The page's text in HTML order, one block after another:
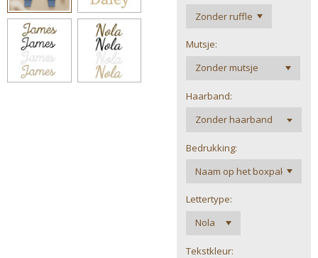
Mutsje:
Haarband:
Bedrukking:
Lettertype:
Tekstkleur: